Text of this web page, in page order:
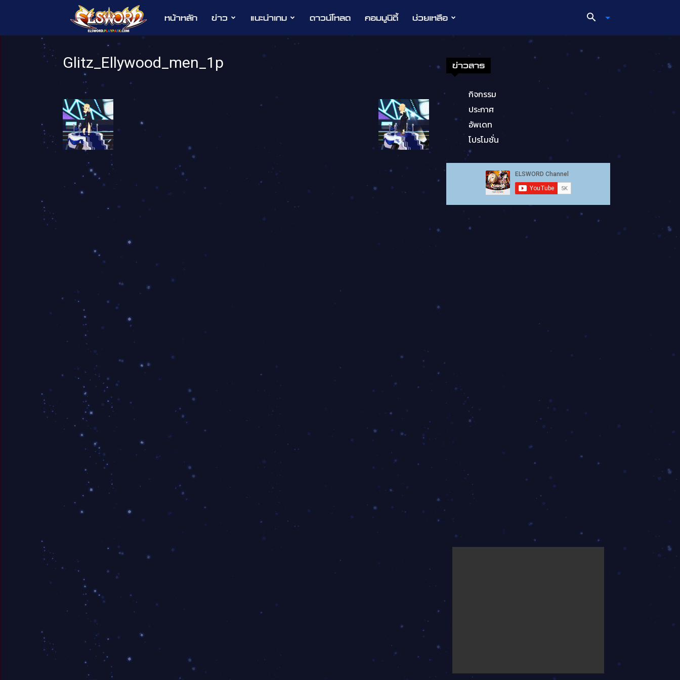
Elsword
หน้าหลัก ข่าว แนะนำเกม ดาวน์โหลด คอมมูนิตี้ ช่วยเหลือ
Glitz_Ellywood_men_1p ข่าวสาร
กิจกรรม
ประกาศ
อัพเดท
โปรโมชั่น